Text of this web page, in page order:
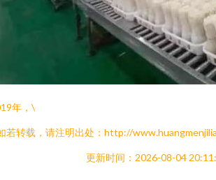
年，\
若转载，请注明出处：http://
更新时间：2026-08-04